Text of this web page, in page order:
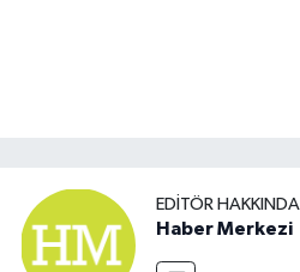
EDITÖR HAKKINDA
Haber Merkezi